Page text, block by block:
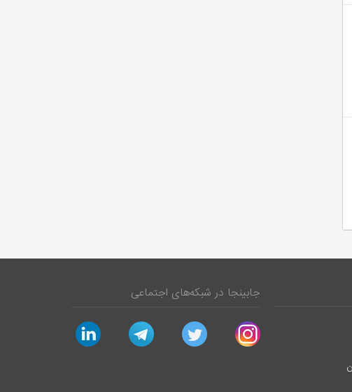
جابینجا در شبکه‌های اجتماعی
instagram
twitter
telegram
linkedin